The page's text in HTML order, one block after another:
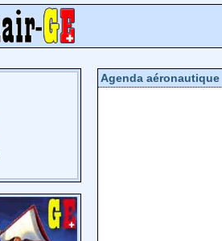
Agenda aéronautique